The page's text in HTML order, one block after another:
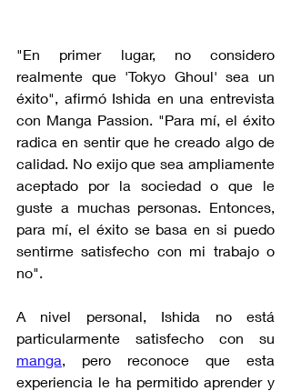
"En primer lugar, no considero
realmente que 'Tokyo Ghoul' sea un
éxito", afirmó Ishida en una entrevista
con Manga Passion. "Para mí, el éxito
radica en sentir que he creado algo de
calidad. No exijo que sea ampliamente
aceptado por la sociedad o que le
guste a muchas personas. Entonces,
para mí, el éxito se basa en si puedo
sentirme satisfecho con mi trabajo o
no".
A nivel personal, Ishida no está
manga , pero reconoce que esta
experiencia le ha permitido aprender y